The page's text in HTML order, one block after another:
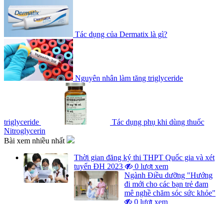
Tác dụng của Dermatix là gì?
Nguyên nhân làm tăng triglyceride
triglyceride
Tác dụng phụ khi dùng thuốc
Nitroglycerin
Bài xem nhiều nhất
Thời gian đăng ký thi THPT Quốc gia và xét
tuyển ĐH 2023
0 lượt xem
Ngành Điều dưỡng "Hướng
đi mới cho các bạn trẻ đam
mê nghề chăm sóc sức khỏe"
0 lượt xem